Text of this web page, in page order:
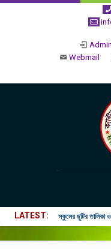
Webmail
LATEST ২০২৬ শিক্ষাবর্ষে